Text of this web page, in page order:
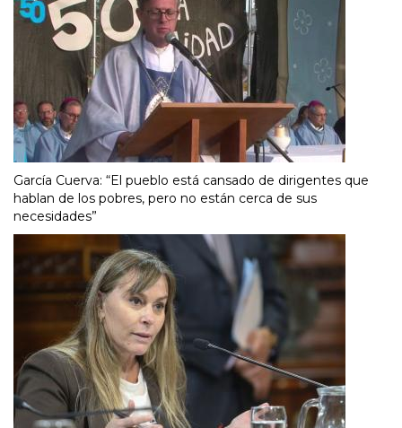
García Cuerva: “El pueblo está cansado de dirigentes que
hablan de los pobres, pero no están cerca de sus
necesidades”